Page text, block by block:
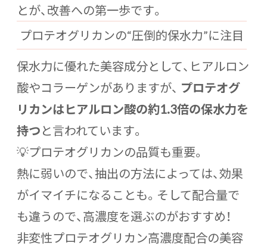
とが、改善への第一歩です。
プロテオグリカンの“圧倒的保水力”に注目
保水力に優れた美容成分として、ヒアルロン
酸やコラーゲンがありますが、 プロテオグ
リカンはヒアルロン酸の約1.3倍の保水力を
持つと言われています。
💡プロテオグリカンの品質も重要。
熱に弱いので、抽出の方法によっては、効果
がイマイチになることも。そして配合量で
も違うので、高濃度を選ぶのがおすすめ！
非変性プロテオグリカン高濃度配合の美容